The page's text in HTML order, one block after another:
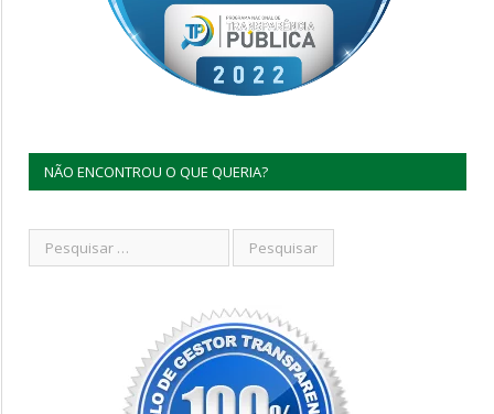
NÃO ENCONTROU O QUE QUERIA?